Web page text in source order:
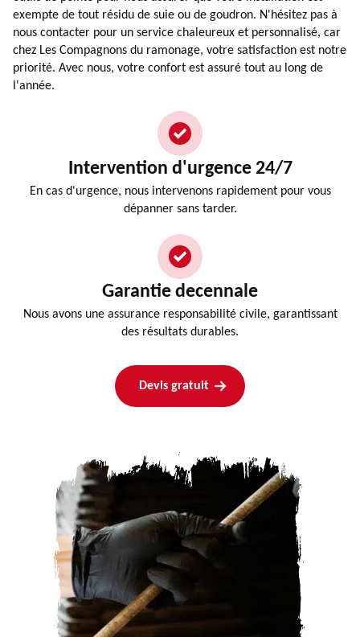
exempte de tout résidu de suie ou de goudron. N'hésitez pas à
nous contacter pour un service chaleureux et personnalisé, car
chez Les Compagnons du ramonage, votre satisfaction est notre
priorité. Avec nous, votre confort est assuré tout au long de
l'année.
Intervention d'urgence 24/7
En cas d'urgence, nous intervenons rapidement pour vous
dépanner sans tarder.
Garantie decennale
Nous avons une assurance responsabilité civile, garantissant
des résultats durables.
Devis gratuit